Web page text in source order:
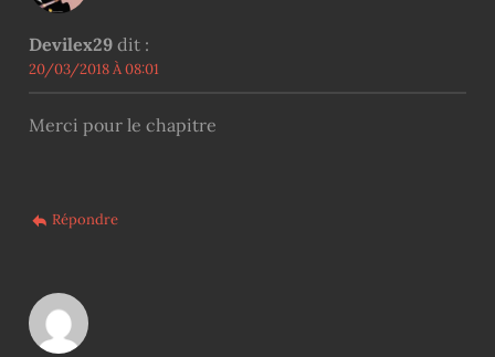
Devilex29 dit :
20/03/2018 À 08:01
Merci pour le chapitre
Répondre